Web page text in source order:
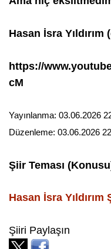
Hasan İsra Yıldırım
https://
cM
Yayınlanma: 03.06.2026
Düzenleme: 03.06.2026
Şiir Teması
Hasan İsra Yıldırım
Şiiri Paylaşın